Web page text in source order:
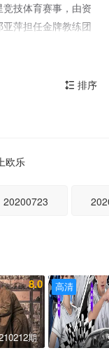
技体育赛事，由资
萍担任金牌教练团
 排序
欧乐
20200723
8.0
期
高清